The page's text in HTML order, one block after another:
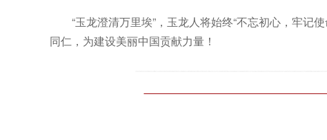
“玉龙澄清万里埃”，玉龙人将始终“不忘初心，牢记
同仁，为建设美丽中国贡献力量！